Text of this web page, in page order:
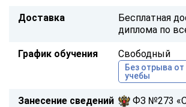
Доставка
Бесплатная
диплома по
График обучения Свободный
Без отрыва
учебы
Занесение сведений
ФЗ №273